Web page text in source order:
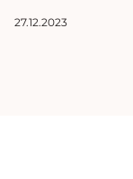
27.12.2023